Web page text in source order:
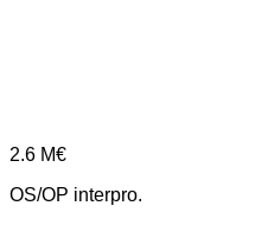
2.6 M€
OS/OP interpro.